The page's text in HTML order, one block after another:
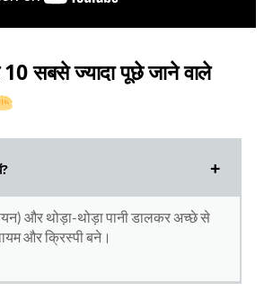
10 सबसे ज्यादा पूछे जाने वाले
और थोड़ा-थोड़ा पानी डालकर अच्छे से
और क्रिस्पी बने।